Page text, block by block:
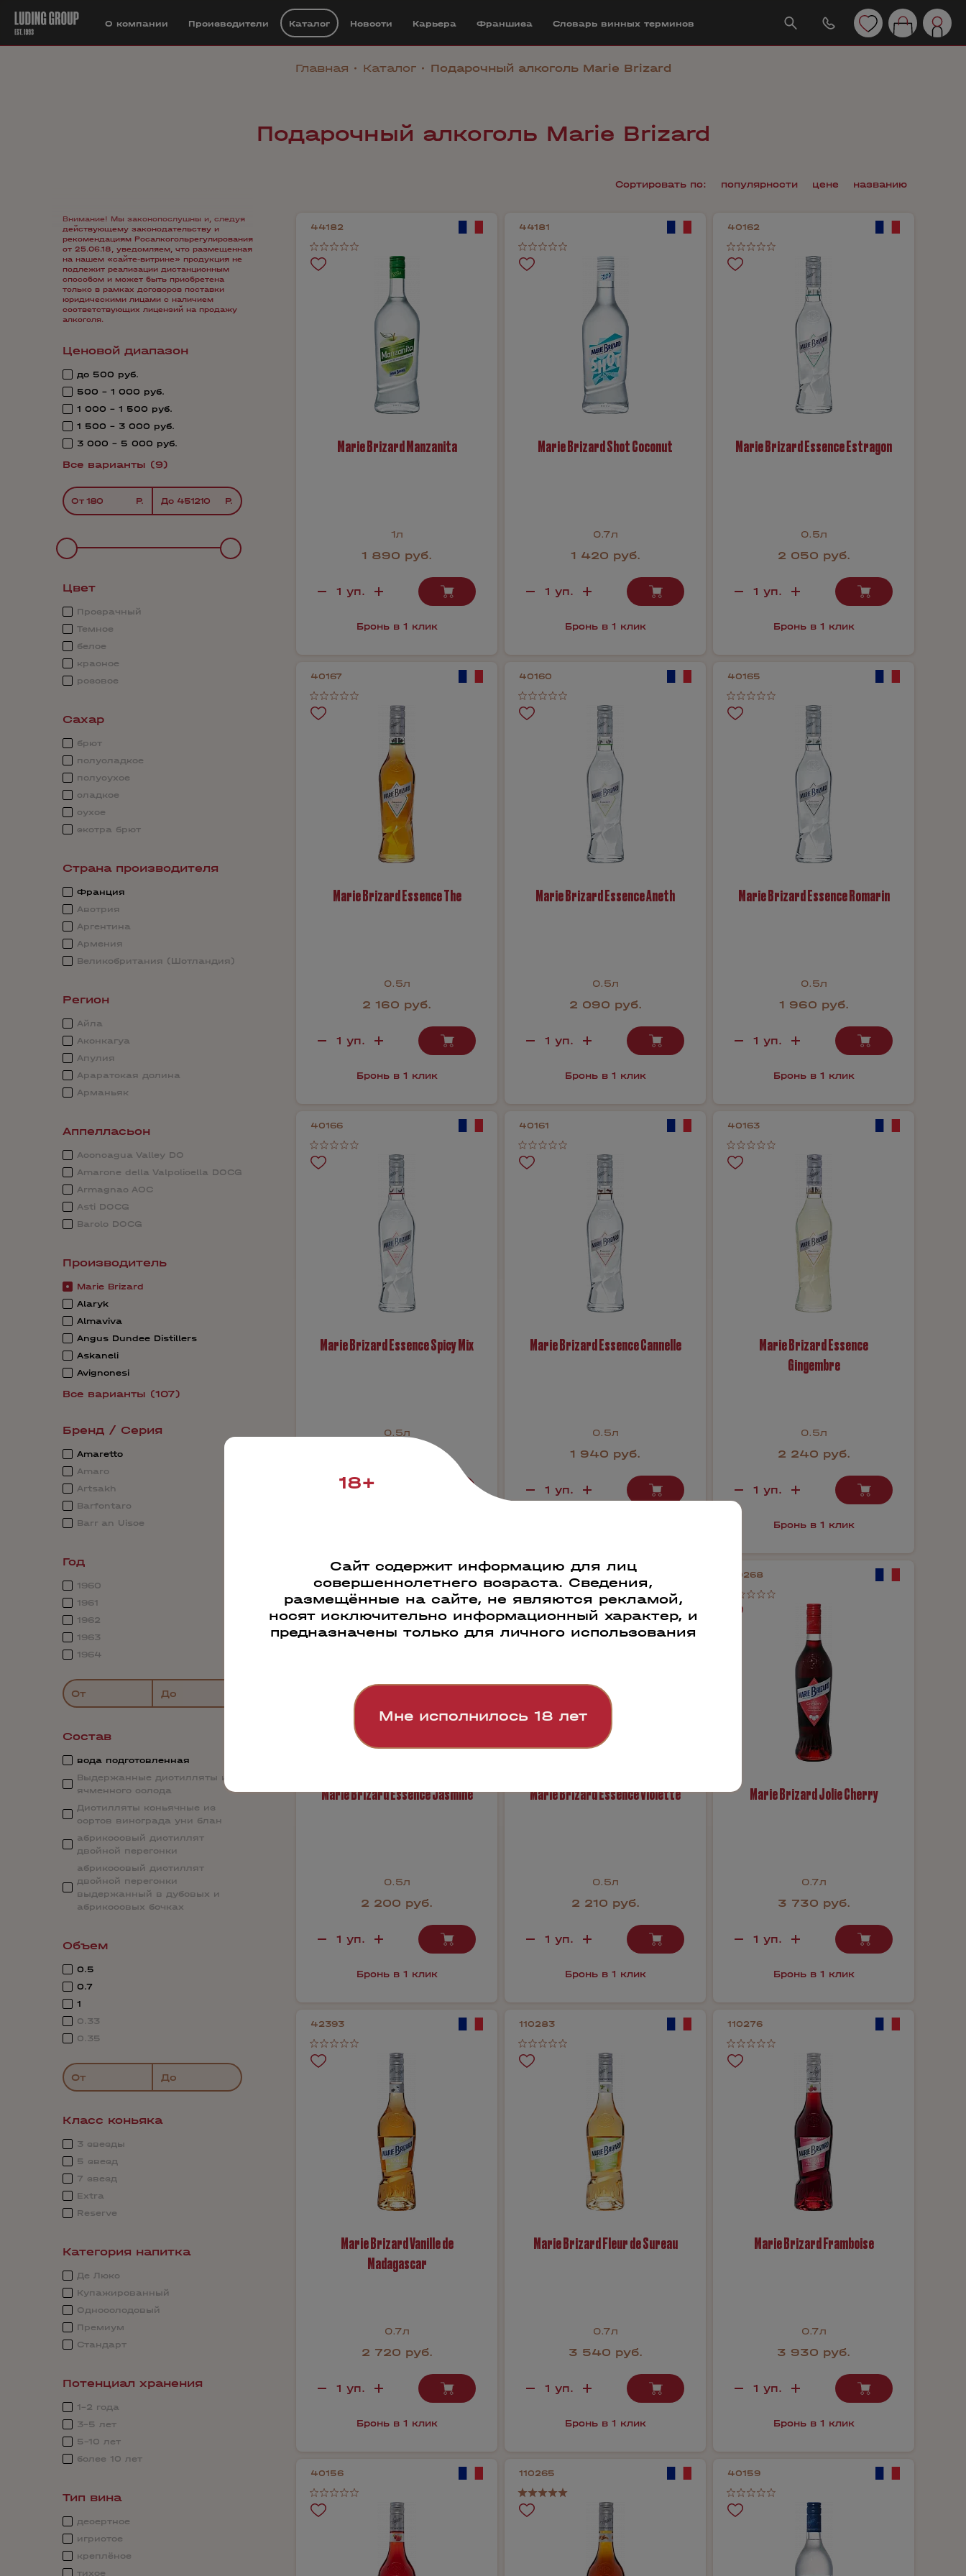
О компании Производители Каталог Новости Карьера Франшиза Cловарь винных терминов
Главная Каталог Подарочный алкоголь Marie Brizard
Подарочный алкоголь Marie Brizard
Внимание! Мы законопослушны и, следуя
действующему законодательству и
рекомендациям Росалкогольрегулирования
от 25.06.18, уведомляем, что размещенная
на нашем «сайте-витрине» продукция не
подлежит реализации дистанционным
способом и может быть приобретена
только в рамках договоров поставки
юридическими лицами с наличием
соответствующих лицензий на продажу
алкоголя.
Ценовой диапазон
до 500 руб.
500 - 1 000 руб.
1 000 - 1 500 руб.
1 500 - 3 000 руб.
3 000 - 5 000 руб.
Все варианты (9)
От До
Цвет
Прозрачный
Темное
белое
красное
розовое
Сахар
брют
полусладкое
полусухое
сладкое
сухое
экстра брют
Страна производителя
Франция
Австрия
Аргентина
Армения
Великобритания (Шотландия)
Регион
Айла
Аконкагуа
Апулия
Араратская долина
Арманьяк
Аппелласьон
Aconcagua Valley DO
Amarone della Valpolicella DOCG
Armagnac AOC
Asti DOCG
Barolo DOCG
Производитель
Marie Brizard
Alaryk
Almaviva
Angus Dundee Distillers
Askaneli
Avignonesi
Все варианты (107)
Бренд / Серия
Amaretto
Amaro
Artsakh
Barfontarc
Barr an Uisce
Год
1960
1961
1962
1963
1964
От До
Состав
вода подготовленная
Выдержанные дистилляты из
ячменного солода
Дистилляты коньячные из
сортов винограда уни блан
абрикосовый дистиллят
двойной перегонки
абрикосовый дистиллят
двойной перегонки
выдержанный в дубовых и
абрикосовых бочках
Объем
0.5
0.7
1
0.33
0.35
От До
Класс коньяка
3 звезды
5 звезд
7 звезд
Extra
Reserve
Категория напитка
Де Люкс
Купажированный
Односолодовый
Премиум
Стандарт
Потенциал хранения
1-2 года
3-5 лет
5-10 лет
более 10 лет
Тип вина
десертное
игристое
креплёное
тихое
Сортировать по: популярности цене названию
44182
Marie Brizard Manzanita
1л
1 890 руб.
Бронь в 1 клик
44181
Marie Brizard Shot Coconut
0.7л
1 420 руб.
Бронь в 1 клик
40162
Marie Brizard Essence Estragon
0.5л
2 050 руб.
Бронь в 1 клик
40167
Marie Brizard Essence The
0.5л
2 160 руб.
Бронь в 1 клик
40160
Marie Brizard Essence Aneth
0.5л
2 090 руб.
Бронь в 1 клик
40165
Marie Brizard Essence Romarin
0.5л
1 960 руб.
Бронь в 1 клик
40166
Marie Brizard Essence Spicy Mix
0.5л
40161
Marie Brizard Essence Cannelle
0.5л
1 940 руб.
40163
Marie Brizard Essence
Gingembre
0.5л
2 240 руб.
Бронь в 1 клик
Marie Brizard Essence Jasmine
0.5л
2 200 руб.
Бронь в 1 клик
40173
Marie Brizard Essence Violette
0.5л
2 210 руб.
Бронь в 1 клик
110268
Marie Brizard Jolie Cherry
0.7л
3 730 руб.
Бронь в 1 клик
42393
Marie Brizard Vanille de
Madagascar
0.7л
2 720 руб.
Бронь в 1 клик
110283
Marie Brizard Fleur de Sureau
0.7л
3 540 руб.
Бронь в 1 клик
110276
Marie Brizard Framboise
0.7л
3 930 руб.
Бронь в 1 клик
40156 110265 40159
18+
Сайт содержит информацию для лиц
совершеннолетнего возраста. Сведения,
размещённые на сайте, не являются рекламой,
носят исключительно информационный характер, и
предназначены только для личного использования
Мне исполнилось 18 лет